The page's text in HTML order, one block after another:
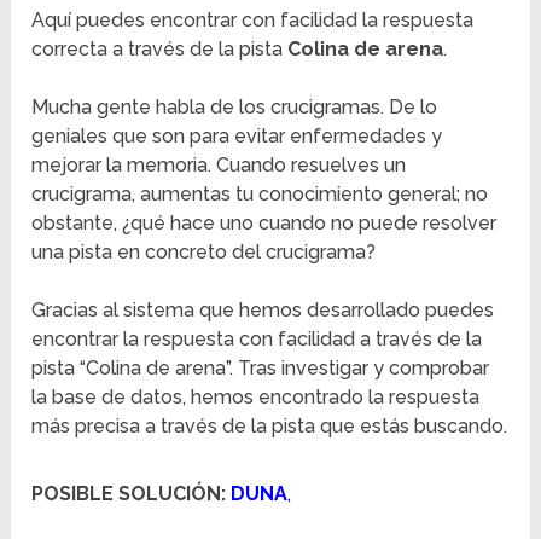
Aquí puedes encontrar con facilidad la respuesta
correcta a través de la pista Colina de arena.
Mucha gente habla de los crucigramas. De lo
geniales que son para evitar enfermedades y
mejorar la memoria. Cuando resuelves un
crucigrama, aumentas tu conocimiento general; no
obstante, ¿qué hace uno cuando no puede resolver
una pista en concreto del crucigrama?
Gracias al sistema que hemos desarrollado puedes
encontrar la respuesta con facilidad a través de la
pista “Colina de arena”. Tras investigar y comprobar
la base de datos, hemos encontrado la respuesta
más precisa a través de la pista que estás buscando.
POSIBLE SOLUCIÓN: DUNA,